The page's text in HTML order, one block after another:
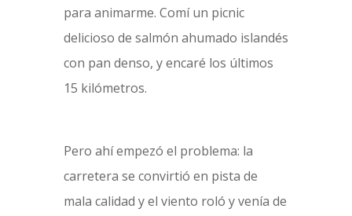
para animarme. Comí un picnic
delicioso de salmón ahumado islandés
con pan denso, y encaré los últimos
15 kilómetros.
Pero ahí empezó el problema: la
carretera se convirtió en pista de
mala calidad y el viento roló y venía de